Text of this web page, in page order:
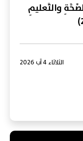
والتَّعليمِ
الثلاثاء 4 آب 2026